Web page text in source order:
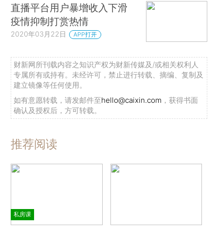
直播平台用户暴增收入下滑
疫情抑制打赏热情
2020年03月22日 APP打开
财新网所刊载内容之知识产权为财新传媒及/或相关权利人
专属所有或持有。未经许可，禁止进行转载、摘编、复制及
建立镜像等任何使用。
如有意愿转载，请发邮件至hello@caixin.com ，获得书面
确认及授权后，方可转载。
推荐阅读
私房课